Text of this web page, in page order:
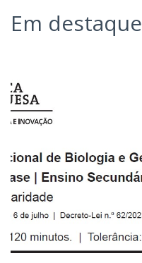
Em destaque